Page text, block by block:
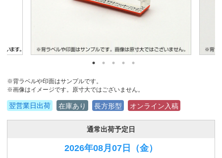
※背ラベルや印面はサンプルです。
※画像はイメージです。原寸大ではございません。
翌営業日出荷 在庫あり 長方形型 オンライン入稿
通常出荷予定日
2026年08月07日 （金）